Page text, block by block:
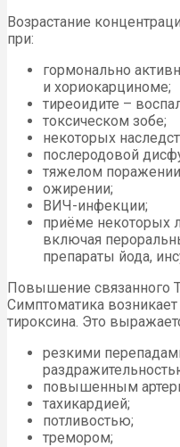
Возрастание
при:
гормонально
и хориокарциноме;
тиреоидите –
токсическом зобе;
некоторых
послеродовой
тяжелом
ожирении;
ВИЧ-инфекции;
приёме некоторых
включая
препараты йода,
Повышение связанного
Симптоматика
тироксина. Это
резкими
повышенным
тахикардией;
потливостью;
тремором;